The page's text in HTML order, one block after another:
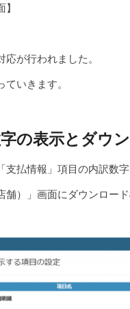
が行われました。
いきます。
の表示とダウ
払情報」項目の内訳数
）」画面にダウンロード